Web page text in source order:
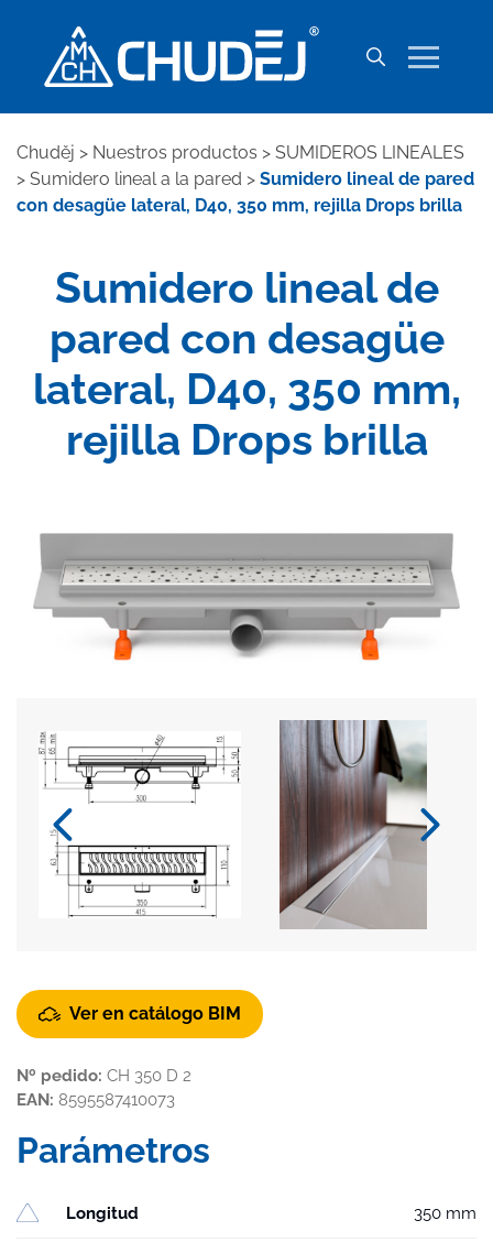
Chuděj > Nuestros productos > SUMIDEROS LINEALES
> Sumidero lineal a la pared > Sumidero lineal de pared
con desagüe lateral, D40, 350 mm, rejilla Drops brilla
Sumidero lineal de
pared con desagüe
lateral, D40, 350 mm,
rejilla Drops brilla
Ver en catálogo BIM
Nº pedido: CH 350 D 2
EAN: 8595587410073
Parámetros
Longitud 350 mm